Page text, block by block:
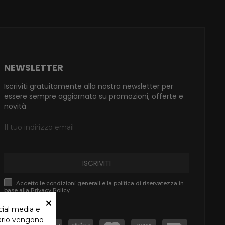
NEWSLETTER
Iscriviti gratuitamente alla nostra newsletter per
essere sempre aggiornato su promozioni, offerte e
novità
ISCRIVITI
Accetto le condizioni generali e la politica di riservatezza in
base alla Privacy Policy
×
media e
vengono